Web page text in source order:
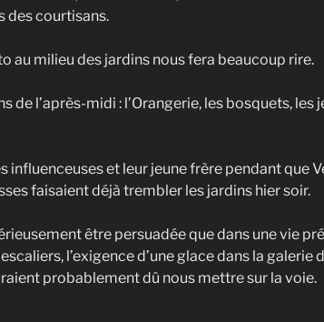
des courtisans.
au milieu des jardins nous fera beaucoup rire.
l’après-midi : l’Orangerie, les bosquets, les
influenceuses et leur jeune frère pendant que
faisaient déjà trembler les jardins hier soir.
être persuadée que dans une vie
l’exigence d’une glace dans la galerie
probablement dû nous mettre sur la voie.